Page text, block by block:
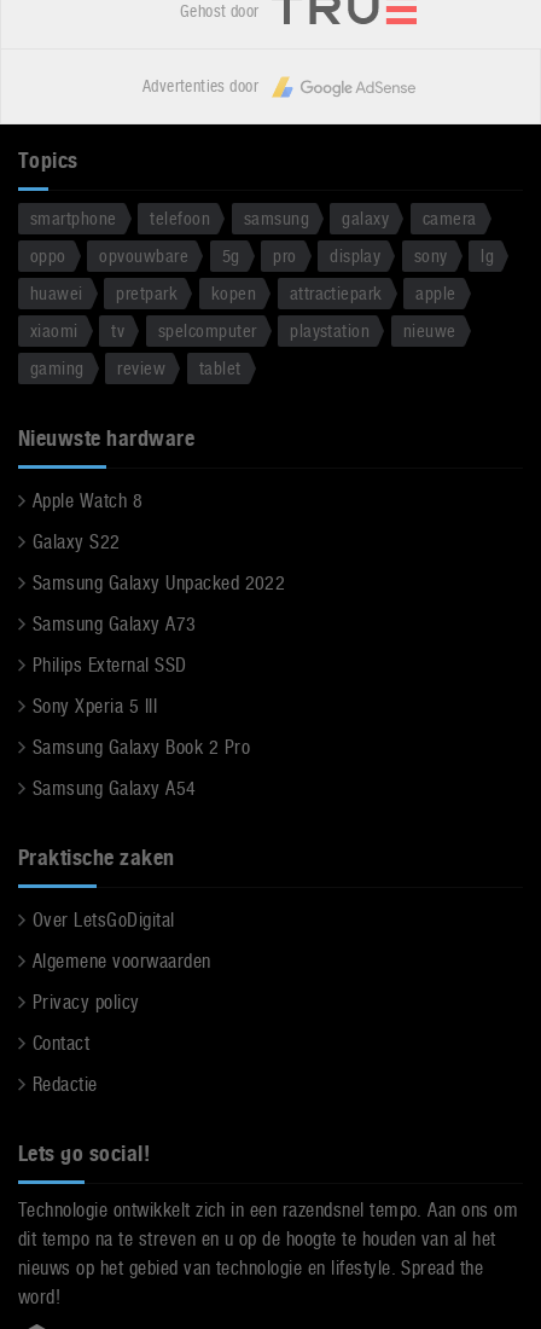
Gehost door
Advertenties door
Topics
smartphone telefoon samsung galaxy
camera
oppo
opvouwbare 5g pro display sony
lg
huawei
pretpark kopen attractiepark
apple
xiaomi
tv spelcomputer playstation
nieuwe
gaming
review tablet
Nieuwste hardware
Apple Watch 8
Galaxy S22
Samsung Galaxy Unpacked 2022
Samsung Galaxy A73
Philips External SSD
Sony Xperia 5 III
Samsung Galaxy Book 2 Pro
Samsung Galaxy A54
Praktische zaken
Over LetsGoDigital
Algemene voorwaarden
Privacy policy
Contact
Redactie
Lets go social!
Technologie ontwikkelt zich in een razendsnel tempo. Aan ons om
dit tempo na te streven en u op de hoogte te houden van al het
nieuws op het gebied van technologie en lifestyle. Spread the
word!